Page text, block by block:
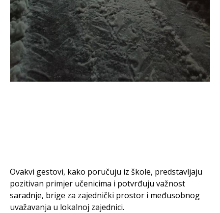
Ovakvi gestovi, kako poručuju iz škole, predstavljaju
pozitivan primjer učenicima i potvrđuju važnost
saradnje, brige za zajednički prostor i međusobnog
uvažavanja u lokalnoj zajednici.